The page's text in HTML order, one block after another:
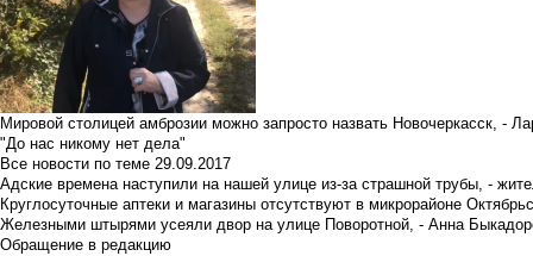
Мировой столицей амброзии можно запросто назвать Новочеркасск, -
"До нас никому нет дела"
Все новости по теме 29.09.2017
Адские времена наступили на нашей улице из-за страшной трубы, -
Круглосуточные аптеки и магазины отсутствуют в микрорайоне
Железными штырями усеяли двор на улице Поворотной, - Анна
Обращение в редакцию